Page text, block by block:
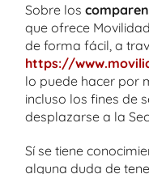
Sobre los
que ofrece
de forma fácil, a
https://
lo puede hacer por
incluso los fines de
desplazarse a la
Sí se tiene
alguna duda de